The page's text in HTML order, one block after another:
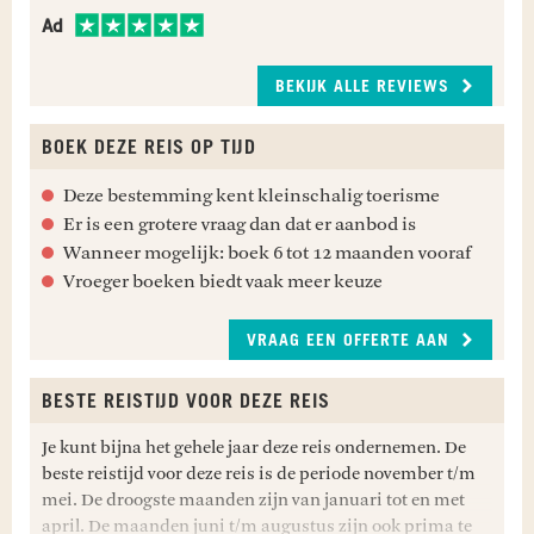
De Emerald Coast van Nicaragua is een stuk
ongerepte kustlijn die zich uitstrekt langs de
Stille Oceaan. De stranden staan er bekend om de
golven van wereldklasse, die kleine kustplaatsjes
surfbestemmingen. Hier vind je ruige
diepgewortelde Latijns-Amerikaanse tradities,
die nog altijd verweven zijn in het dagelijks leven.
Ontspan op de rustige stranden, waag je aan het
surfen, verken de dichtbeboste regenwouden,
EMERALD COAST - AMSTERDAM
In de ochtend wordt je opgehaald voor de transfer
naar de luchthaven voor je vlucht naar
Eventuele inentingen.
Charlotte
Ad
Familie Winters
Jessie
BEKIJK ALLE REVIEWS
BOEK DEZE REIS OP TIJD
Deze bestemming kent kleinschalig toerisme
Er is een grotere vraag dan dat er aanbod is
Wanneer mogelijk: boek 6 tot 12 maanden vooraf
Vroeger boeken biedt vaak meer keuze
VRAAG EEN OFFERTE AAN
BESTE REISTIJD VOOR DEZE REIS
Je kunt bijna het gehele jaar deze reis ondernemen. De
beste reistijd voor deze reis is de periode november t/m
mei. De droogste maanden zijn van januari tot en met
april. De maanden juni t/m augustus zijn ook prima te